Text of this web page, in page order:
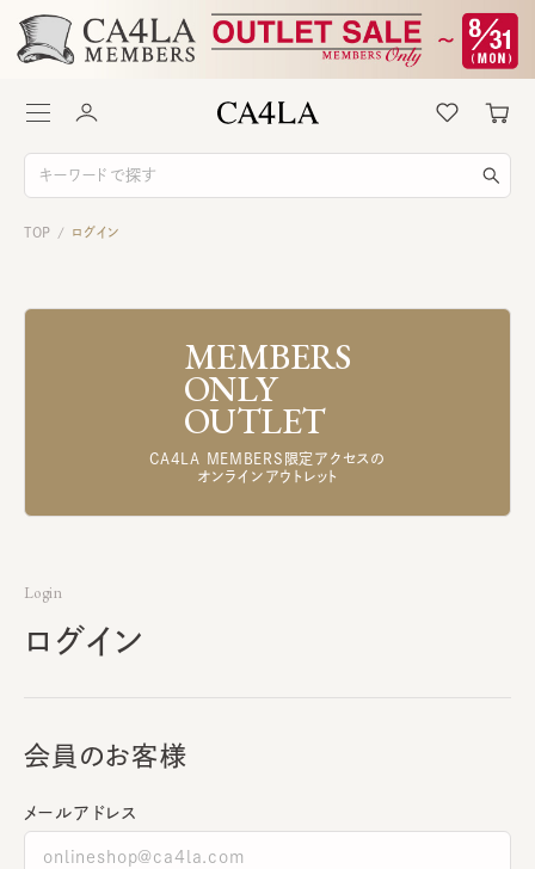
TOP / ログイン
MEMBERS
ONLY
OUTLET
CA4LA MEMBERS限定アクセスの
オンラインアウトレット
Login
ログイン
会員のお客様
メールアドレス